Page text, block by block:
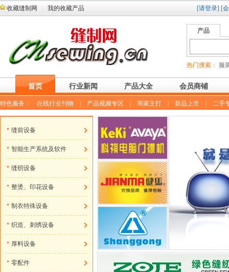
收藏缝制网 我的收藏产品 [请登录] [
产品
热门搜索： 服
首页 行业新闻 产品大全 会员商铺
特色服务： 在线行业刊物 产品视频专区 商家主打 新品上市 二手
缝前设备
智能生产系统及软件
缝纫设备
整烫、印花设备
制衣特殊设备
织造、刺绣设备
厚料设备
零配件